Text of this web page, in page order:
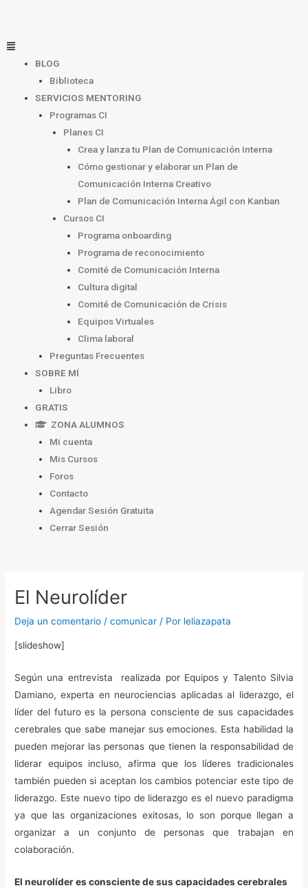
contenido
Menú
BLOG
Biblioteca
SERVICIOS MENTORING
Programas CI
Planes CI
Crea y lanza tu Plan de Comunicación Interna
Cómo gestionar y elaborar un Plan de
Comunicación Interna Creativo
Plan de Comunicación Interna Ágil con Kanban
Cursos CI
Programa onboarding
Programa de reconocimiento
Comité de Comunicación Interna
Cultura digital
Comité de Comunicación de Crisis
Equipos Virtuales
Clima laboral
Preguntas Frecuentes
SOBRE MÍ
Libro
GRATIS
ZONA ALUMNOS
Mi cuenta
Mis Cursos
Foros
Contacto
Agendar Sesión Gratuita
Cerrar Sesión
El Neurolíder
Deja un comentario /comunicar / Por leliazapata
[slideshow]
Según una entrevista realizada por Equipos y Talento Silvia
Damiano, experta en neurociencias aplicadas al liderazgo, el
líder del futuro es la persona consciente de sus capacidades
cerebrales que sabe manejar sus emociones. Esta habilidad la
pueden mejorar las personas que tienen la responsabilidad de
liderar equipos incluso, afirma que los líderes tradicionales
también pueden si aceptan los cambios potenciar este tipo de
liderazgo. Este nuevo tipo de liderazgo es el nuevo paradigma
ya que las organizaciones exitosas, lo son porque llegan a
organizar a un conjunto de personas que trabajan en
colaboración.
El neurolíder es consciente de sus capacidades cerebrales
entradas